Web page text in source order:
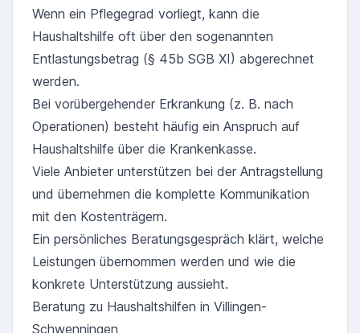
Wenn ein Pflegegrad vorliegt, kann die
Haushaltshilfe oft über den sogenannten
Entlastungsbetrag (§ 45b SGB XI) abgerechnet
werden.
Bei vorübergehender Erkrankung (z. B. nach
Operationen) besteht häufig ein Anspruch auf
Haushaltshilfe über die Krankenkasse.
Viele Anbieter unterstützen bei der Antragstellung
und übernehmen die komplette Kommunikation
mit den Kostenträgern.
Ein persönliches Beratungsgespräch klärt, welche
Leistungen übernommen werden und wie die
konkrete Unterstützung aussieht.
Beratung zu Haushaltshilfen in Villingen-
Schwenningen